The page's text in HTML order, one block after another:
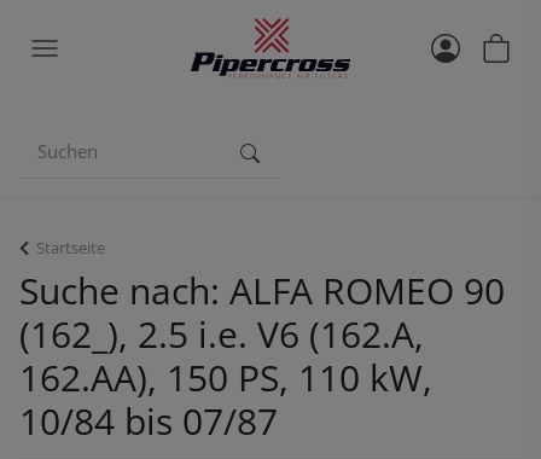
Startseite
Suche nach: ALFA ROMEO 90
(162_), 2.5 i.e. V6 (162.A,
162.AA), 150 PS, 110 kW,
10/84 bis 07/87